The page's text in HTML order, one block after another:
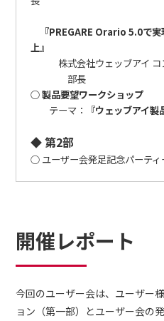
堀内 政
『PREGARE Orario 5.0で実
上』
株式会社ウェッブアイ コ
部長 大井
○ 製品要望ワークショップ
テーマ：『ウェッブアイ製
◆ 第2部
○ ユーザー会発足記念パーティ
開催レポート
今回のユーザー会は、ユーザー
ョン（第一部）とユーザー会の